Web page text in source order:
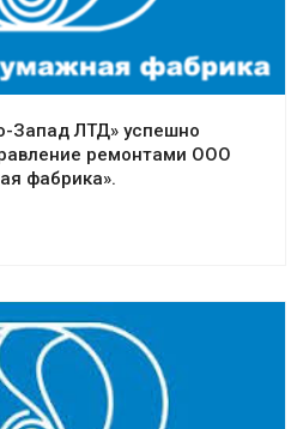
Запад ЛТД» успешно
ремонтами ООО
фабрика».